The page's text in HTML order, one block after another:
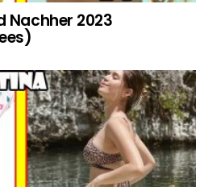
Nachher 2023